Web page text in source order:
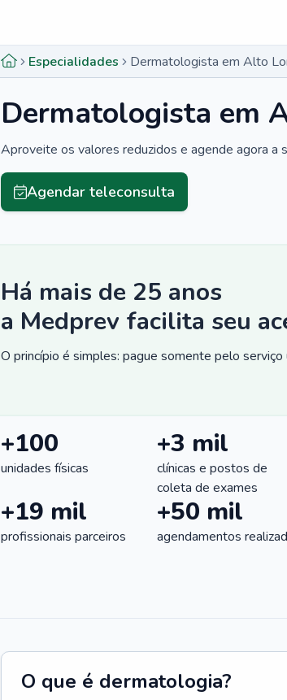
Especialidades Dermatologista em Alto
Dermatologista em
Aproveite os valores reduzidos e agende agora a
Agendar teleconsulta
Há mais de 25 anos
a Medprev facilita seu
O princípio é simples: pague somente pelo
+100
unidades físicas
+3 mil
clínicas e postos de
coleta de exames
+19 mil
profissionais parceiros
+50 mil
agendamentos
O que é dermatologia?